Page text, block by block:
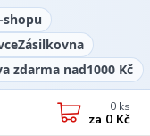
Zásilkovna
zdarma nad1000 Kč
0 ks
za 0 Kč